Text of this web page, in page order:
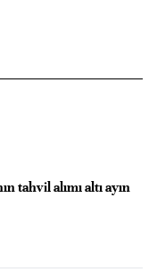
tahvil alımı altı ayın